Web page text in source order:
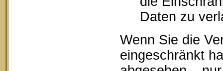
Daten zu
Wenn Sie die
eingeschränkt